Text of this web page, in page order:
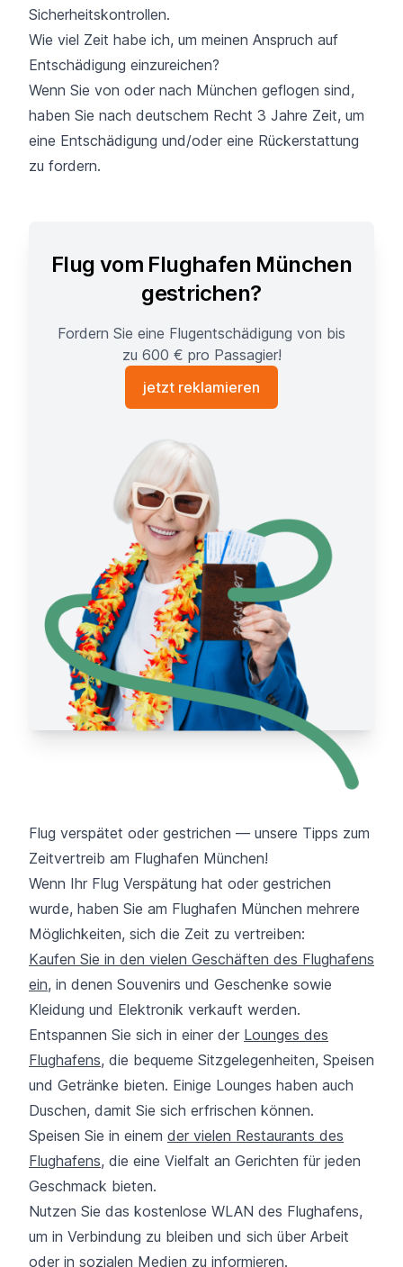
Sicherheitskontrollen.
Wie viel Zeit habe ich, um meinen Anspruch auf
Entschädigung einzureichen?
Wenn Sie von oder nach München geflogen sind,
haben Sie nach deutschem Recht 3 Jahre Zeit, um
eine Entschädigung und/oder eine Rückerstattung
zu fordern.
Flug vom Flughafen München
gestrichen?
Fordern Sie eine Flugentschädigung von bis
zu 600 € pro Passagier!
jetzt reklamieren
Flug verspätet oder gestrichen — unsere Tipps zum
Zeitvertreib am Flughafen München!
Wenn Ihr Flug Verspätung hat oder gestrichen
wurde, haben Sie am Flughafen München mehrere
Möglichkeiten, sich die Zeit zu vertreiben:
Kaufen Sie in den vielen Geschäften des Flughafens
ein, in denen Souvenirs und Geschenke sowie
Kleidung und Elektronik verkauft werden.
Entspannen Sie sich in einer der Lounges des
Flughafens, die bequeme Sitzgelegenheiten, Speisen
und Getränke bieten. Einige Lounges haben auch
Duschen, damit Sie sich erfrischen können.
Speisen Sie in einem der vielen Restaurants des
Flughafens, die eine Vielfalt an Gerichten für jeden
Geschmack bieten.
Nutzen Sie das kostenlose WLAN des Flughafens,
um in Verbindung zu bleiben und sich über Arbeit
oder in sozialen Medien zu informieren.